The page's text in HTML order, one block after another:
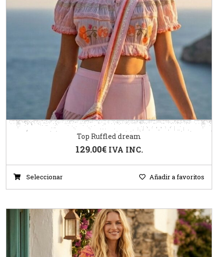
Top Ruffled dream
129.00€ IVA INC.
Seleccionar Añadir a favoritos